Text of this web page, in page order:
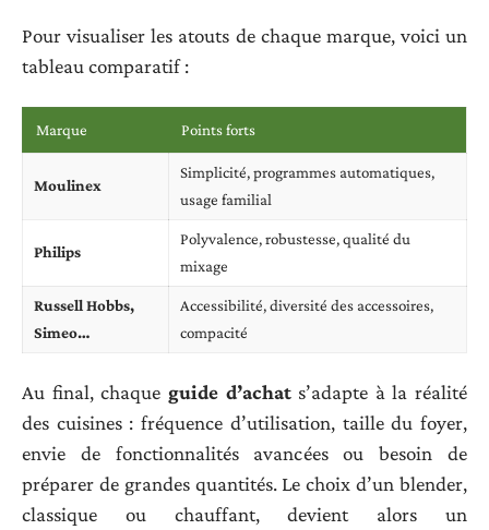
Pour visualiser les atouts de chaque marque, voici un
tableau comparatif :
Marque Points forts
Moulinex
Simplicité, programmes automatiques,
usage familial
Philips
Polyvalence, robustesse, qualité du
mixage
Russell Hobbs,
Simeo…
Accessibilité, diversité des accessoires,
compacité
Au final, chaque guide d’achats’adapte à la réalité
des cuisines : fréquence d’utilisation, taille du foyer,
envie de fonctionnalités avancées ou besoin de
préparer de grandes quantités. Le choix d’un blender,
classique ou chauffant, devient alors un